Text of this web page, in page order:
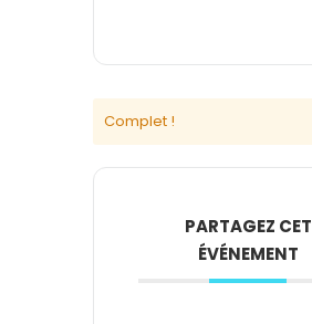
Complet !
PARTAGEZ CET
ÉVÉNEMENT